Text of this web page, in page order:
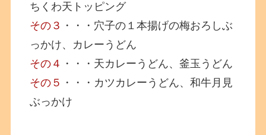
ちくわ天トッピング
その３ ・・・穴子の１本揚げの梅おろしぶ
っかけ、カレーうどん
その４ ・・・天カレーうどん、釜玉うどん
その５ ・・・カツカレーうどん、和牛月見
ぶっかけ